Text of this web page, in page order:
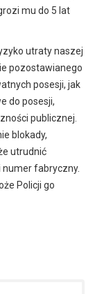
mu do 5 lat
utraty naszej
pozostawianego
posesji, jak
do posesji,
publicznej.
blokady,
utrudnić
numer fabryczny.
Policji go